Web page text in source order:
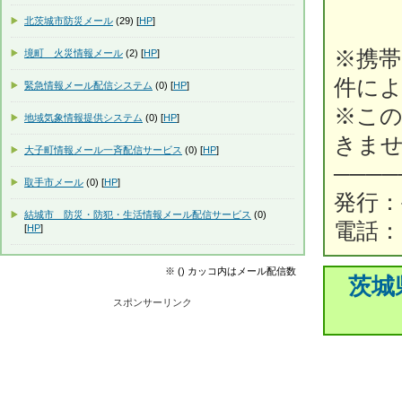
※携帯
件に
※この
きま
発行
電話
茨城
北茨城市防災メール (29) [HP]
境町 火災情報メール (2) [HP]
緊急情報メール配信システム (0) [HP]
地域気象情報提供システム (0) [HP]
大子町情報メール一斉配信サービス (0) [HP]
取手市メール (0) [HP]
結城市 防災・防犯・生活情報メール配信サービス (0)
[HP]
※ () カッコ内はメール配信数
スポンサーリンク